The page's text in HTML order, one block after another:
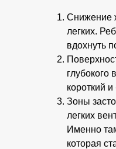
Снижение
легких.
вдохнуть
глубокого
короткий
Зоны
легких
Именно
которая